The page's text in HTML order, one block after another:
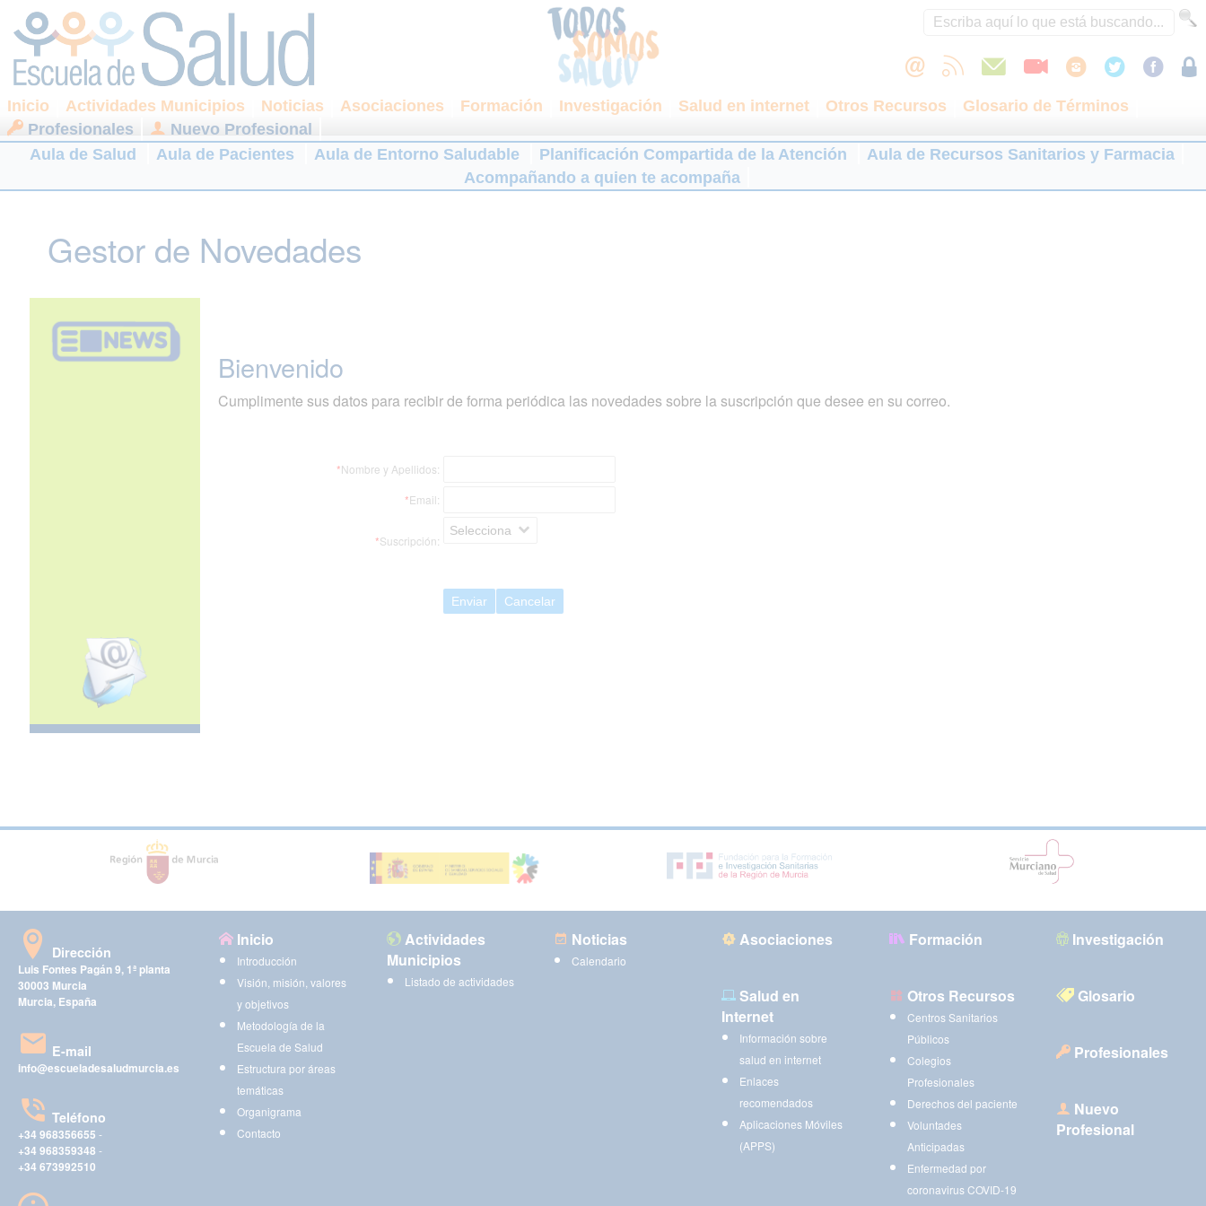
Inicio Actividades Municipios Noticias Asociaciones Formación Investigación Salud en internet Otros Recursos
Glosario de Términos
Profesionales
Nuevo Profesional
Aula de Salud
Aula de Pacientes Aula de Entorno Saludable Planificación Compartida de la Atención
Aula de Recursos Sanitarios y Farmacia
Acompañando a quien te acompaña
Gestor de Novedades
Bienvenido
Cumplimente sus datos para recibir de forma periódica las novedades sobre la suscripción que desee en su correo.
*Nombre y Apellidos:
*Email:
*Suscripción:
Selecciona
Enviar Cancelar
Dirección
Luis Fontes Pagán 9, 1ª planta
30003 Murcia
Murcia, España
E-mail
info@escueladesaludmurcia.es
Teléfono
+34 968356655 -
+34 968359348 -
+34 673992510
Inicio
Introducción
Visión, misión, valores
y objetivos
Metodología de la
Escuela de Salud
Estructura por áreas
temáticas
Organigrama
Contacto
Actividades
Municipios
Listado de actividades
Noticias
Calendario
Asociaciones Formación Investigación
Salud en
Internet
Información sobre
salud en internet
Enlaces
recomendados
Aplicaciones Móviles
(APPS)
Otros Recursos
Centros Sanitarios
Públicos
Colegios
Profesionales
Derechos del paciente
Voluntades
Anticipadas
Enfermedad por
coronavirus COVID-19
Glosario
Profesionales
Nuevo
Profesional